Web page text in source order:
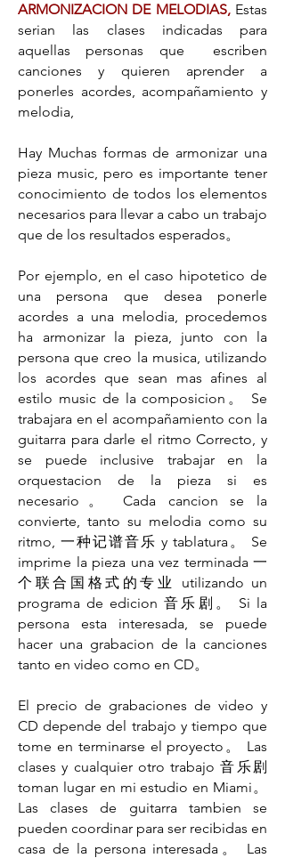
ARMONIZACION DE MELODIAS, Estas
serian las clases indicadas para
aquellas personas que
escriben
canciones y quieren aprender a
ponerles acordes, acompañamiento y
melodia,
Hay Muchas formas de armonizar una
pieza music, pero es importante tener
conocimiento de todos los elementos
necesarios para llevar a cabo un trabajo
que de los resultados esperados。
Por ejemplo, en el caso hipotetico de
una persona que desea ponerle
acordes a una melodia, procedemos
ha armonizar la pieza, junto con la
persona que creo la musica, utilizando
los acordes que sean mas afines al
estilo music de la composicion。 Se
trabajara en el acompañamiento con la
guitarra para darle el ritmo Correcto, y
se puede inclusive trabajar en la
orquestacion de la pieza si es
necesario。 Cada cancion se la
convierte, tanto su melodia como su
ritmo, 一种记谱音乐 y tablatura。 Se
imprime la pieza una vez terminada 一
个联合国格式的专业 utilizando un
programa de edicion 音乐剧。 Si la
persona esta interesada, se puede
hacer una grabacion de la canciones
tanto en video como en CD。
El precio de grabaciones de video y
CD depende del trabajo y tiempo que
tome en terminarse el proyecto。 Las
clases y cualquier otro trabajo 音乐剧
toman lugar en mi estudio en Miami。
Las clases de guitarra tambien se
pueden coordinar para ser recibidas en
casa de la persona interesada。 Las